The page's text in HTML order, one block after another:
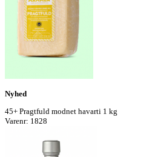
Nyhed
45+ Pragtfuld modnet havarti 1 kg
Varenr: 1828